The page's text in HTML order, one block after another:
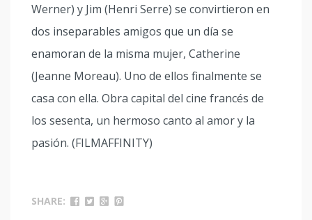
Werner) y Jim (Henri Serre) se convirtieron en
dos inseparables amigos que un día se
enamoran de la misma mujer, Catherine
(Jeanne Moreau). Uno de ellos finalmente se
casa con ella. Obra capital del cine francés de
los sesenta, un hermoso canto al amor y la
pasión. (FILMAFFINITY)
SHARE: